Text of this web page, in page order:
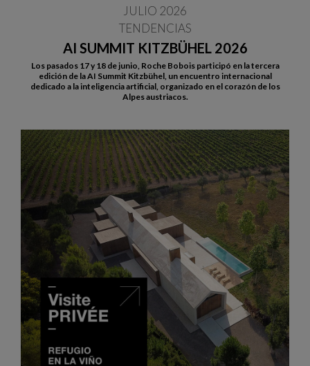
AI SUMMIT KITZBÜHEL 2026
JULIO 2026
TENDENCIAS
Los pasados 17 y 18 de junio, Roche Bobois participó en la tercera
edición de la AI Summit Kitzbühel, un encuentro internacional
dedicado a la inteligencia artificial, organizado en el corazón de los
Alpes austriacos.